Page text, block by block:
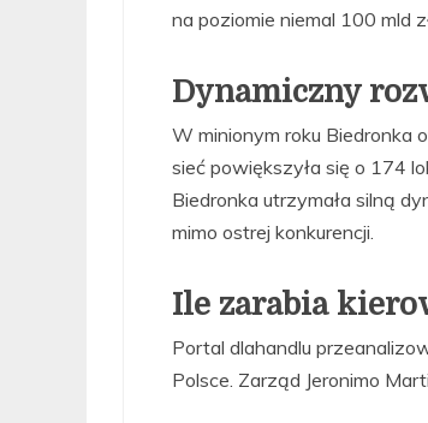
na poziomie niemal 100 mld
Dynamiczny
W minionym roku Biedronka
sieć powiększyła się o 174
Biedronka utrzymała silną
mimo ostrej konkurencji.
Ile zarabia
Portal dlahandlu
Polsce. Zarząd Jeronimo